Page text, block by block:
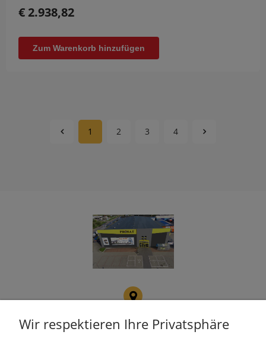
€ 2.938,82
Zum Warenkorb hinzufügen
1 2 3 4
ul. Rudzka 107, 47-400
Wir respektieren Ihre Privatsphäre